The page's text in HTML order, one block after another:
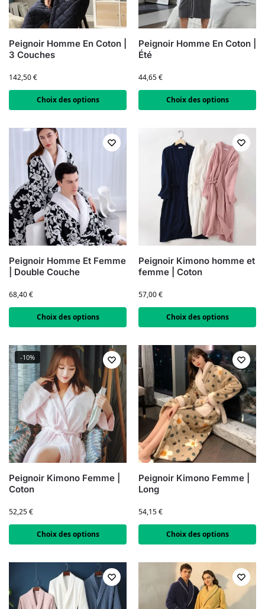
Peignoir Homme En Coton |
3 Couches
142,50€
Choix des options
Peignoir Homme En Coton |
Été
44,65€
Choix des options
Peignoir Homme Et Femme
| Double Couche
68,40€
Choix des options
Peignoir Kimono homme et
femme | Coton
57,00€
Choix des options
-10%
Peignoir Kimono Femme |
Coton
52,25€
Choix des options
Peignoir Kimono Femme |
Long
54,15€
Choix des options